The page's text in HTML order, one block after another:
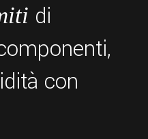
di
con